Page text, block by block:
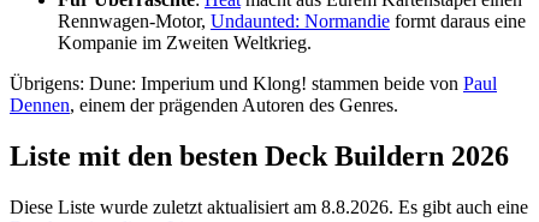
Rennwagen-Motor, Undaunted: Normandie formt daraus eine
Kompanie im Zweiten Weltkrieg.
Übrigens: Dune: Imperium und Klong! stammen beide von Paul
Dennen, einem der prägenden Autoren des Genres.
Liste mit den besten Deck Buildern 2026
Diese Liste wurde zuletzt aktualisiert am 8.8.2026. Es gibt auch eine